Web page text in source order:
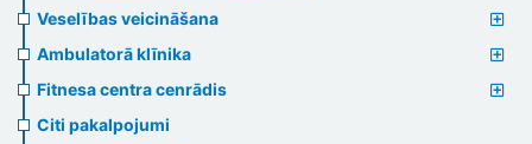
Veselības veicināšana
Ambulatorā klīnika
Fitnesa centra cenrādis
Citi pakalpojumi